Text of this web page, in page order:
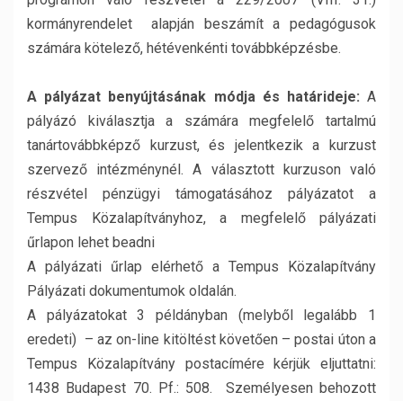
kormányrendelet alapján beszámít a pedagógusok
számára kötelező, hétévenkénti továbbképzésbe.
A pályázat benyújtásának módja és határideje: A
pályázó kiválasztja a számára megfelelő tartalmú
tanártovábbképző kurzust, és jelentkezik a kurzust
szervező intézménynél. A választott kurzuson való
részvétel pénzügyi támogatásához pályázatot a
Tempus Közalapítványhoz, a megfelelő pályázati
űrlapon lehet beadni
A pályázati űrlap elérhető a Tempus Közalapítvány
Pályázati dokumentumok oldalán.
A pályázatokat 3 példányban (melyből legalább 1
eredeti) – az on-line kitöltést követően – postai úton a
Tempus Közalapítvány postacímére kérjük eljuttatni:
1438 Budapest 70. Pf.: 508. Személyesen behozott